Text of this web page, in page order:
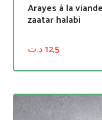
Arayes à la
zaatar halabi
12,5د.ت